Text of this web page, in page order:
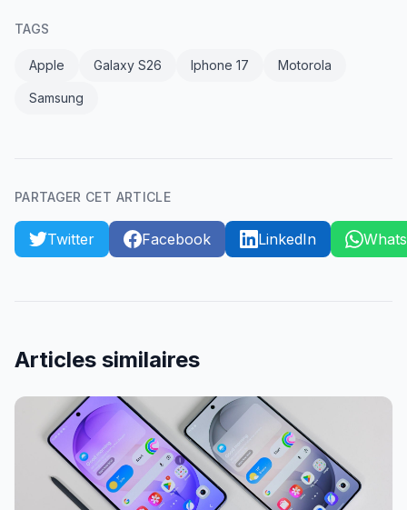
TAGS
Apple Galaxy S26 Iphone 17 Motorola
Samsung
PARTAGER CET ARTICLE
Twitter Facebook LinkedIn
Articles similaires